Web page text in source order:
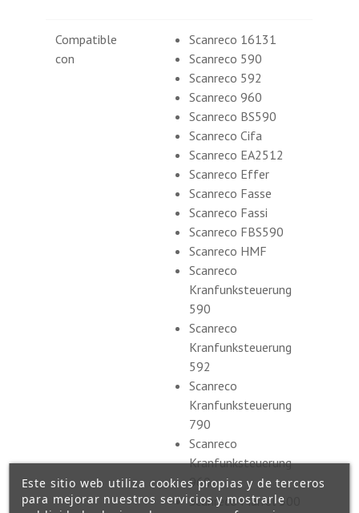
Compatible
con
Scanreco 16131
Scanreco 590
Scanreco 592
Scanreco 960
Scanreco BS590
Scanreco Cifa
Scanreco EA2512
Scanreco Effer
Scanreco Fasse
Scanreco Fassi
Scanreco FBS590
Scanreco HMF
Scanreco
Kranfunksteuerung
590
Scanreco
Kranfunksteuerung
592
Scanreco
Kranfunksteuerung
790
Scanreco
Kranfunksteuerung
960
Scanreco Marrel 500
Este sitio web utiliza cookies propias y de terceros
para mejorar nuestros servicios y mostrarle